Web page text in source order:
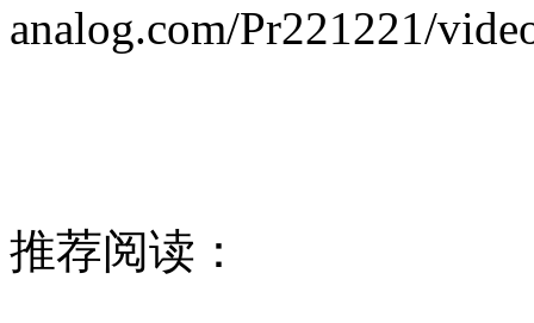
analog.com/Pr221221/
推荐阅读：